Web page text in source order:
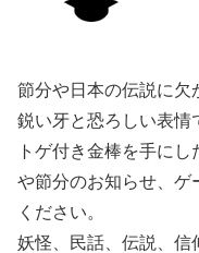
節分や日本の伝説に欠
鋭い牙と恐ろしい表情
トゲ付き金棒を手に
や節分のお知らせ、ゲ
ください。
妖怪、民話、伝説、信